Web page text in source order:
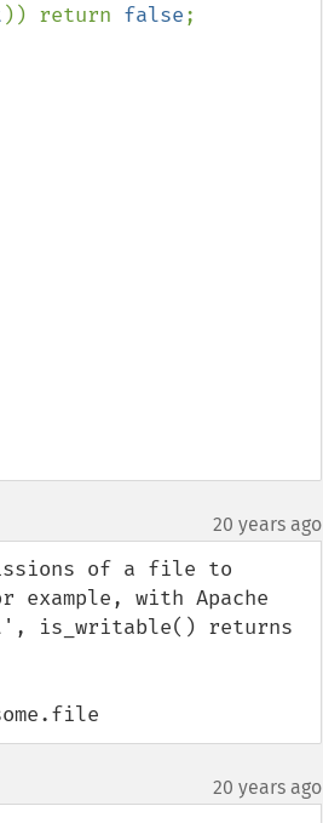
)) return false;
20 years ago
of a file to
with Apache
is_writable() returns
20 years ago